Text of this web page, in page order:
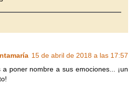
15 de abril de 2018 a las 17:57
poner nombre a sus emociones... ¡un